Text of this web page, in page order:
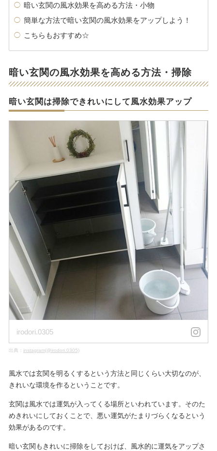
暗い玄関の風水効果を高める方法・小物
簡単な方法で暗い玄関の風水効果をアップしよう！
こちらもおすすめ☆
暗い玄関の風水効果を高める方法・掃除
暗い玄関は掃除できれいにして風水効果アップ
irodori.0305
出典： instagram(@irodori.0305)
風水では玄関を明るくするという方法と同じくらい大切なのが、
きれいな環境を作るということです。
玄関は風水では運気が入ってくる場所といわれています。そのた
めきれいにしておくことで、悪い運気がたまりづらくなるという
効果があるのです。
暗い玄関もきれいに掃除をしておけば、風水的に運気をアップさ